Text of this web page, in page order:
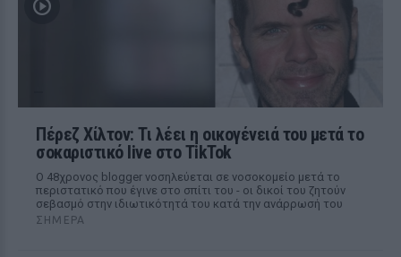
Πέρεζ Χίλτον: Τι λέει η οικογένειά του μετά το
σοκαριστικό live στο TikTok
Ο 48χρονος blogger νοσηλεύεται σε νοσοκομείο μετά το
περιστατικό που έγινε στο σπίτι του - οι δικοί του ζητούν
σεβασμό στην ιδιωτικότητά του κατά την ανάρρωσή του
ΣΉΜΕΡΑ